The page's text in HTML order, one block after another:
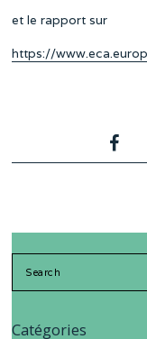
et le rapport sur
https://
Catégories